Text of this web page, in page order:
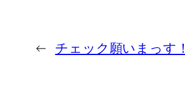
← チェック願いまっす！